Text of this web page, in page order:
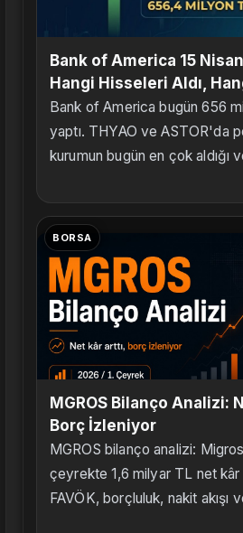
Bank of America 15
Hangi Hisseleri Aldı,
Bank of America bugün 656
yaptı. THYAO ve ASTOR'da
kurumun bugün en çok aldığı
BORSA
MGROS Bilanço Analizi:
Borç İzleniyor
MGROS bilanço analizi:
çeyrekte 1,6 milyar TL net kâr
FAVÖK, borçluluk, nakit akışı